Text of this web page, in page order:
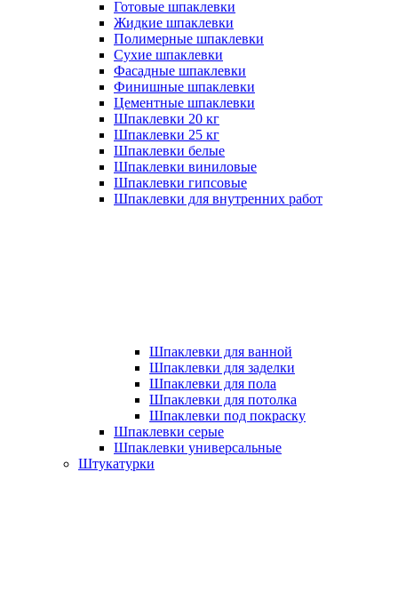
Готовые шпаклевки
Жидкие шпаклевки
Полимерные шпаклевки
Сухие шпаклевки
Фасадные шпаклевки
Финишные шпаклевки
Цементные шпаклевки
Шпаклевки 20 кг
Шпаклевки 25 кг
Шпаклевки белые
Шпаклевки виниловые
Шпаклевки гипсовые
Шпаклевки для внутренних работ
Шпаклевки для ванной
Шпаклевки для заделки
Шпаклевки для пола
Шпаклевки для потолка
Шпаклевки под покраску
Шпаклевки серые
Шпаклевки универсальные
Штукатурки